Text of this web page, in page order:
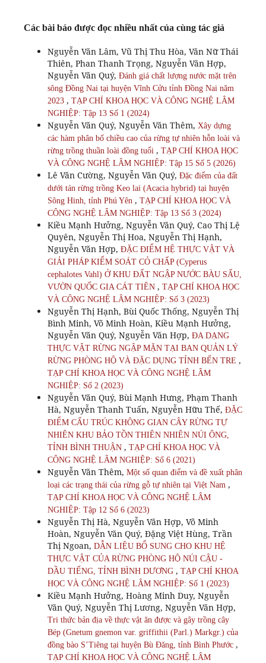
Các bài báo được đọc nhiều nhất của cùng tác giả
Nguyễn Văn Lâm, Vũ Thị Thu Hòa, Văn Nữ Thái
Thiên, Phan Thanh Trọng, Nguyễn Văn Hợp,
Nguyễn Văn Quý, Đánh giá chất lượng nước mặt trên
sông Đồng Nai tại huyện Vĩnh Cửu tỉnh Đồng Nai năm
2023 , TẠP CHÍ KHOA HỌC VÀ CÔNG NGHỆ LÂM
NGHIỆP: Tập 13 Số 1 (2024)
Nguyễn Văn Quý, Nguyễn Văn Thêm, Xây dựng
các hàm phân bố chiều cao của rừng tự nhiên hỗn loài và
rừng trồng thuần loài đồng tuổi , TẠP CHÍ KHOA HỌC
VÀ CÔNG NGHỆ LÂM NGHIỆP: Tập 15 Số 5 (2026)
Lê Văn Cường, Nguyễn Văn Quý, Đặc điểm của đất
dưới tán rừng trồng Keo lai (Acacia hybrid) tại huyện
Sông Hinh, tỉnh Phú Yên , TẠP CHÍ KHOA HỌC VÀ
CÔNG NGHỆ LÂM NGHIỆP: Tập 13 Số 3 (2024)
Kiều Mạnh Hưởng, Nguyễn Văn Quý, Cao Thị Lệ
Quyên, Nguyễn Thị Hoa, Nguyễn Thị Hạnh,
Nguyễn Văn Hợp, ĐẶC ĐIỂM HỆ THỰC VẬT VÀ
GIẢI PHÁP KIỂM SOÁT CỎ CHẤP (Cyperus
cephalotes Vahl) Ở KHU ĐẤT NGẬP NƯỚC BÀU SẤU,
VƯỜN QUỐC GIA CÁT TIÊN , TẠP CHÍ KHOA HỌC
VÀ CÔNG NGHỆ LÂM NGHIỆP: Số 3 (2023)
Nguyễn Thị Hạnh, Bùi Quốc Thống, Nguyễn Thị
Bình Minh, Võ Minh Hoàn, Kiều Mạnh Hưởng,
Nguyễn Văn Quý, Nguyễn Văn Hợp, ĐA DẠNG
THỰC VẬT RỪNG NGẬP MẶN TẠI BAN QUẢN LÝ
RỪNG PHÒNG HỘ VÀ ĐẶC DỤNG TỈNH BẾN TRE ,
TẠP CHÍ KHOA HỌC VÀ CÔNG NGHỆ LÂM
NGHIỆP: Số 2 (2023)
Nguyễn Văn Quý, Bùi Mạnh Hưng, Phạm Thanh
Hà, Nguyễn Thanh Tuấn, Nguyễn Hữu Thế, ĐẶC
ĐIỂM CẤU TRÚC KHÔNG GIAN CÂY RỪNG TỰ
NHIÊN KHU BẢO TỒN THIÊN NHIÊN NÚI ÔNG,
TỈNH BÌNH THUẬN , TẠP CHÍ KHOA HỌC VÀ
CÔNG NGHỆ LÂM NGHIỆP: Số 6 (2021)
Nguyễn Văn Thêm, Một số quan điểm và đề xuất phân
loại các trạng thái của rừng gỗ tự nhiên tại Việt Nam ,
TẠP CHÍ KHOA HỌC VÀ CÔNG NGHỆ LÂM
NGHIỆP: Tập 12 Số 6 (2023)
Nguyễn Thị Hà, Nguyễn Văn Hợp, Võ Minh
Hoàn, Nguyễn Văn Quý, Đặng Việt Hùng, Trần
Thị Ngoan, DẪN LIỆU BỔ SUNG CHO KHU HỆ
THỰC VẬT CỦA RỪNG PHÒNG HỘ NÚI CẬU -
DẦU TIẾNG, TỈNH BÌNH DƯƠNG , TẠP CHÍ KHOA
HỌC VÀ CÔNG NGHỆ LÂM NGHIỆP: Số 1 (2023)
Kiều Mạnh Hưởng, Hoàng Minh Duy, Nguyễn
Văn Quý, Nguyễn Thị Lương, Nguyễn Văn Hợp,
Tri thức bản địa về thực vật ăn được và gây trồng cây
Bép (Gnetum gnemon var. griffithii (Parl.) Markgr.) của
đồng bào S’Tiêng tại huyện Bù Đăng, tỉnh Bình Phước ,
TẠP CHÍ KHOA HỌC VÀ CÔNG NGHỆ LÂM